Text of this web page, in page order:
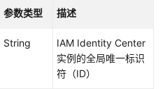
参数类型 描述
String
IAM Identity Center
实例的全局唯一标识
符（ID）